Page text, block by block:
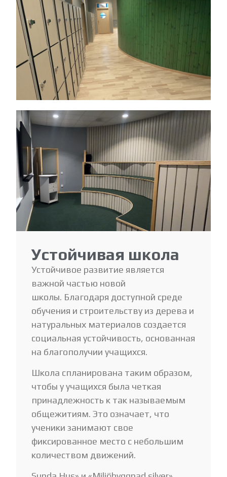
Устойчивая школа
Устойчивое развитие является
важной частью новой
школы. Благодаря доступной среде
обучения и строительству из дерева и
натуральных материалов создается
социальная устойчивость, основанная
на благополучии учащихся.
Школа спланирована таким образом,
чтобы у учащихся была четкая
принадлежность к так называемым
общежитиям. Это означает, что
ученики занимают свое
фиксированное место с небольшим
количеством движений.